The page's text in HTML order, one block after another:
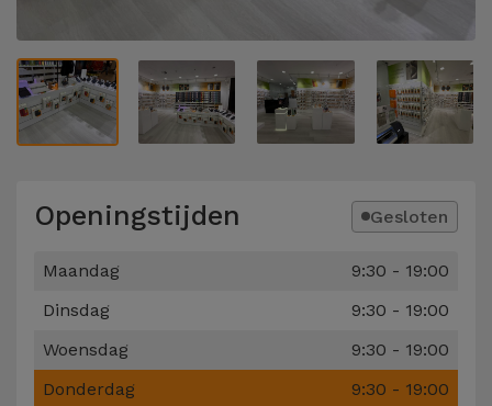
Koffers
Trackers
en
Mobiliteit,
Auto en
Computer
Aaccessoires
Openingstijden Gesloten
Maandag
9:30 - 19:00
Dinsdag
9:30 - 19:00
Woensdag
9:30 - 19:00
Donderdag
9:30 - 19:00